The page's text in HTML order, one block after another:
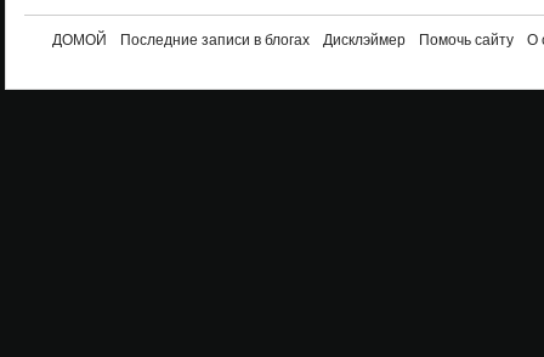
ДОМОЙ Последние записи в блогах Дисклэймер Помочь сайту О